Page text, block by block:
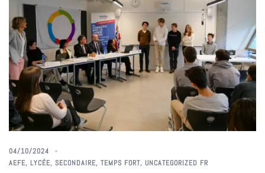
04/10/2024
AEFE, LYCÉE, SECONDAIRE, TEMPS FORT, UNCATEGORIZED FR